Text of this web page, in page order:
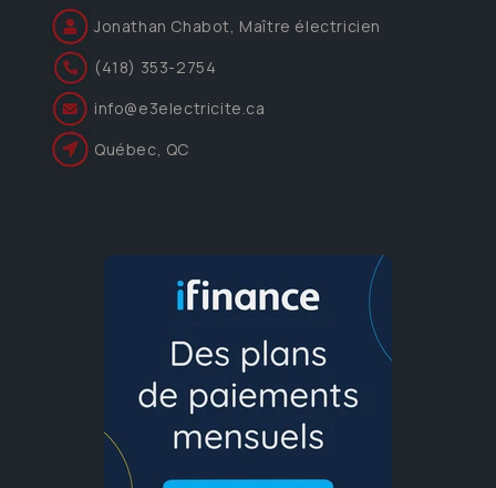
Jonathan Chabot, Maître électricien
(418) 353-2754
info@e3electricite.ca
Québec, QC